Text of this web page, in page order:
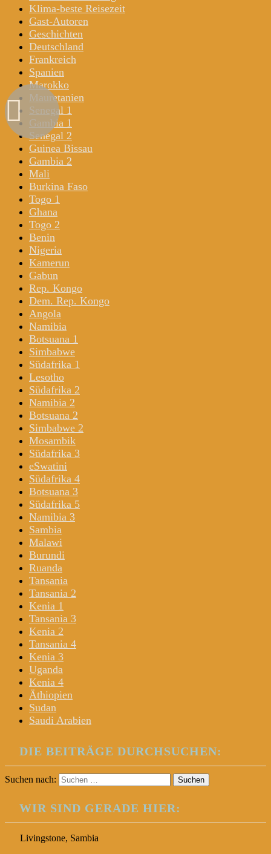
Klima-beste Reisezeit
Gast-Autoren
Geschichten
Deutschland
Frankreich
Spanien
Marokko
Mauretanien
Senegal 1
Gambia 1
Senegal 2
Guinea Bissau
Gambia 2
Mali
Burkina Faso
Togo 1
Ghana
Togo 2
Benin
Nigeria
Kamerun
Gabun
Rep. Kongo
Dem. Rep. Kongo
Angola
Namibia
Botsuana 1
Simbabwe
Südafrika 1
Lesotho
Südafrika 2
Namibia 2
Botsuana 2
Simbabwe 2
Mosambik
Südafrika 3
eSwatini
Südafrika 4
Botsuana 3
Südafrika 5
Namibia 3
Sambia
Malawi
Burundi
Ruanda
Tansania
Tansania 2
Kenia 1
Tansania 3
Kenia 2
Tansania 4
Kenia 3
Uganda
Kenia 4
Äthiopien
Sudan
Saudi Arabien
DIE BEITRÄGE DURCHSUCHEN:
Suchen nach:
WIR SIND GERADE HIER:
Livingstone, Sambia